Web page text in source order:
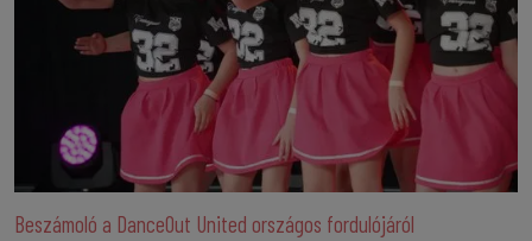
Beszámoló a DanceOut United országos fordulójáról